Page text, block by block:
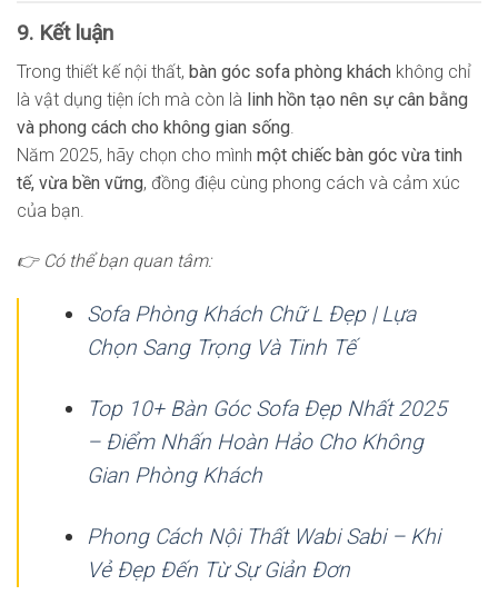
9. Kết luận
Trong thiết kế nội thất, bàn góc sofa phòng khách không chỉ
là vật dụng tiện ích mà còn là linh hồn tạo nên sự cân bằng
và phong cách cho không gian sống
Năm 2025, hãy chọn cho mình một chiếc bàn góc vừa tinh
tế, vừa bền vững, đồng điệu cùng phong cách và cảm xúc
của bạn.
👉 Có thể bạn quan tâm:
Sofa Phòng Khách Chữ L Đẹp | Lựa
Chọn Sang Trọng Và Tinh Tế
Top 10+ Bàn Góc Sofa Đẹp Nhất 2025
– Điểm Nhấn Hoàn Hảo Cho Không
Gian Phòng Khách
Phong Cách Nội Thất Wabi Sabi – Khi
Vẻ Đẹp Đến Từ Sự Giản Đơn